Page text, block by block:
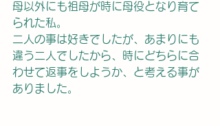
母以外にも祖母が時に母役となり育て
られた私。
二人の事は好きでしたが、あまりにも
違う二人でしたから、時にどちらに合
わせて返事をしようか、と考える事が
ありました。